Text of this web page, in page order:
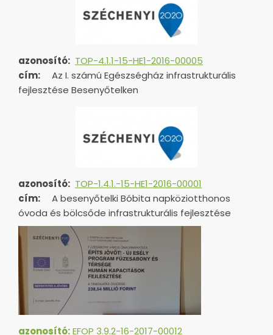
azonosító: TOP-4.1.1-15-HE1-2016-00005
cím:
Az I. számú Egészségház infrastrukturális
fejlesztése Besenyőtelken
azonosító: TOP-1.4.1.-15-HE1-2016-00001
cím:
A besenyőtelki Bóbita napköziotthonos
óvoda és bölcsőde infrastrukturális fejlesztése
azonosító:EFOP 3.9.2-16-2017-00012